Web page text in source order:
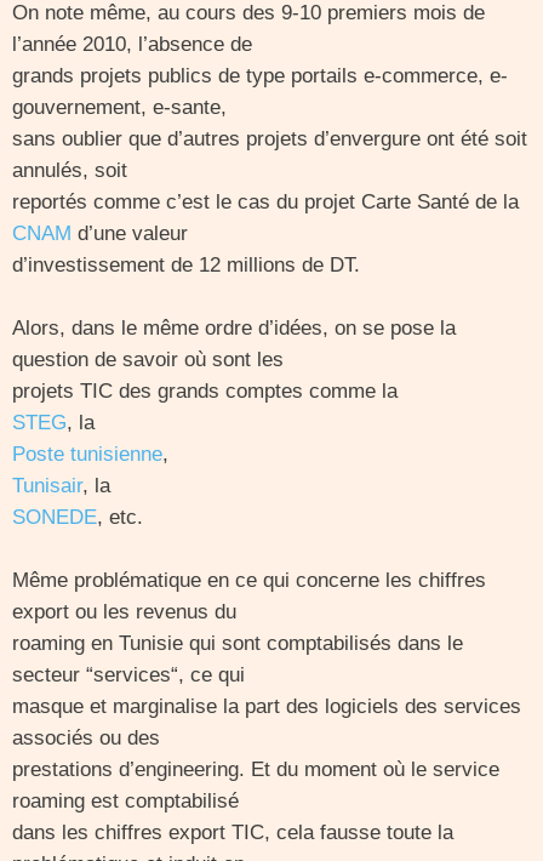
On note même, au cours des 9-10 premiers mois de
l’année 2010, l’absence de
grands projets publics de type portails e-commerce, e-
gouvernement, e-sante,
sans oublier que d’autres projets d’envergure ont été soit
annulés, soit
reportés comme c’est le cas du projet Carte Santé de la
CNAM d’une valeur
d’investissement de 12 millions de DT.
Alors, dans le même ordre d’idées, on se pose la
question de savoir où sont les
projets TIC des grands comptes comme la
STEG, la
Poste tunisienne,
Tunisair, la
SONEDE, etc.
Même problématique en ce qui concerne les chiffres
export ou les revenus du
roaming en Tunisie qui sont comptabilisés dans le
secteur “services“, ce qui
masque et marginalise la part des logiciels des services
associés ou des
prestations d’engineering. Et du moment où le service
roaming est comptabilisé
dans les chiffres export TIC, cela fausse toute la